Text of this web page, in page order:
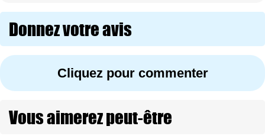
Donnez votre avis
Cliquez pour commenter
Vous aimerez peut-être